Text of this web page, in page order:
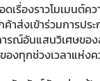
เรื่องราวโมเมนต์ค
ค้าส่งเข้าร่วมการป
รณ์อันแสนวิเศษของ
องทุกช่วงเวลาแห่ง